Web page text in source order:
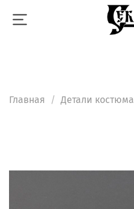
Главная Детали костюма